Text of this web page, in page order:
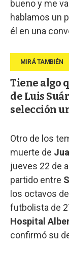
bueno y me
hablamos un
él en una
Tiene algo
de Luis
selección
Otro de los
muerte de
jueves 22 de
partido entre
los octavos
futbolista de
Hospital
confirmó su